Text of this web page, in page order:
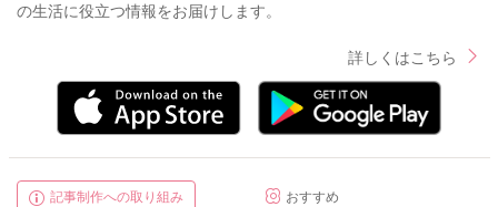
の生活に役立つ情報をお届けします。
詳しくはこちら
記事制作への取り組み
おすすめ